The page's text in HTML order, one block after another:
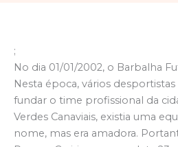
;
No dia 01/01/2002, o Barbalha
Nesta época, vários
fundar o time profissional da
Verdes Canaviais, existia uma
nome, mas era amadora.